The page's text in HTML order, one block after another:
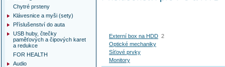
Externí box na HDD 2
Optické mechaniky
Síťové prvky
Monitory
Chytré prsteny
Klávesnice a myši (sety)
Příslušenství do auta
USB huby, čtečky
paměťových a čipových karet
a redukce
FOR HEALTH
Audio